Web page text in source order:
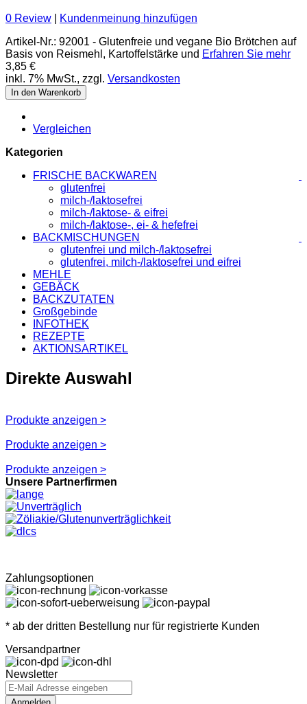
0 Review
Kundenmeinung hinzufügen
Artikel-Nr.: 92001 - Glutenfreie und vegane Bio Brötchen auf
Basis von Reismehl, Kartoffelstärke und Erfahren Sie mehr
3,85 €
inkl. 7% MwSt., zzgl. Versandkosten
In den Warenkorb
Vergleichen
Kategorien
FRISCHE BACKWAREN
glutenfrei
milch-/laktosefrei
milch-/laktose- & eifrei
milch-/laktose-, ei- & hefefrei
BACKMISCHUNGEN
glutenfrei und milch-/laktosefrei
glutenfrei, milch-/laktosefrei und eifrei
MEHLE
GEBÄCK
BACKZUTATEN
Großgebinde
INFOTHEK
REZEPTE
AKTIONSARTIKEL
Direkte Auswahl
Produkte anzeigen >
Produkte anzeigen >
Produkte anzeigen >
Unsere Partnerfirmen
Zahlungsoptionen
* ab der dritten Bestellung nur für registrierte Kunden
Versandpartner
Newsletter